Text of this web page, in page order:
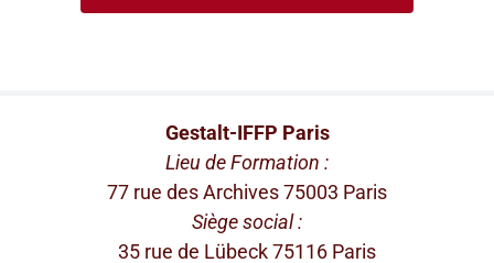
Gestalt-IFFP Paris
Lieu de Formation :
77 rue des Archives 75003 Paris
Siège social :
35 rue de Lübeck 75116 Paris